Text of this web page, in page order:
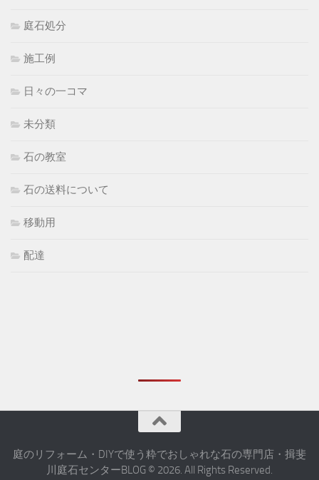
庭石処分
施工例
日々の一コマ
未分類
石の教室
石の送料について
移動用
配達
庭のリフォーム・DIYで使う粋でおしゃれな石の専門店・揖斐
川庭石センターBLOG © 2026. All Rights Reserved.